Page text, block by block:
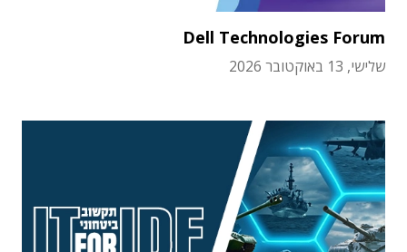
Dell Technologies Forum
שלישי, 13 באוקטובר 2026